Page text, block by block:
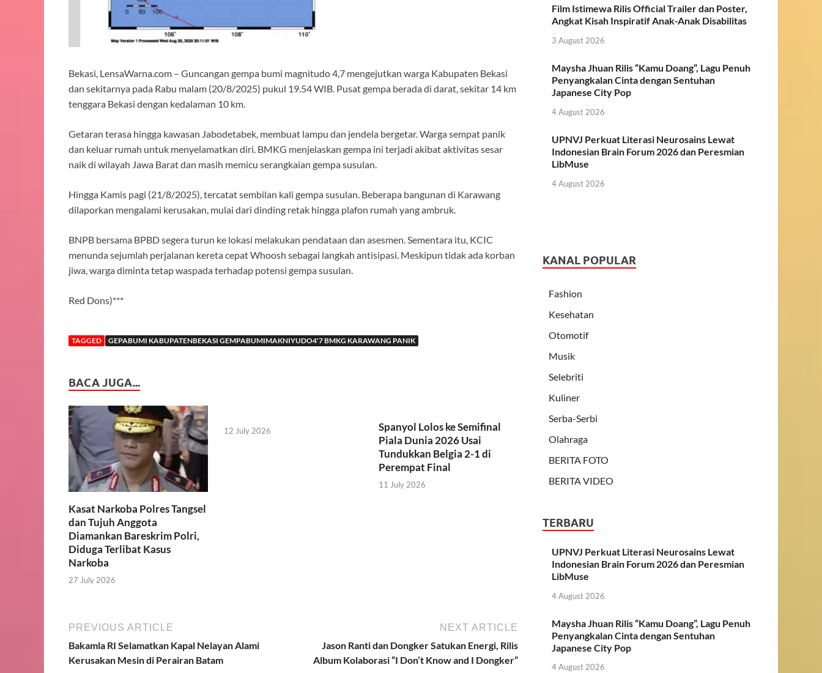
Bekasi, LensaWarna.com – Guncangan gempa bumi magnitudo 4,7 mengejutkan warga Kabupaten Bekasi
dan sekitarnya pada Rabu malam (20/8/2025) pukul 19.54 WIB. Pusat gempa berada di darat, sekitar 14 km
tenggara Bekasi dengan kedalaman 10 km.
Getaran terasa hingga kawasan Jabodetabek, membuat lampu dan jendela bergetar. Warga sempat panik
dan keluar rumah untuk menyelamatkan diri. BMKG menjelaskan gempa ini terjadi akibat aktivitas sesar
naik di wilayah Jawa Barat dan masih memicu serangkaian gempa susulan.
Hingga Kamis pagi (21/8/2025), tercatat sembilan kali gempa susulan. Beberapa bangunan di Karawang
dilaporkan mengalami kerusakan, mulai dari dinding retak hingga plafon rumah yang ambruk.
BNPB bersama BPBD segera turun ke lokasi melakukan pendataan dan asesmen. Sementara itu, KCIC
menunda sejumlah perjalanan kereta cepat Whoosh sebagai langkah antisipasi. Meskipun tidak ada korban
jiwa, warga diminta tetap waspada terhadap potensi gempa susulan.
Red Dons)***
TAGGED GEPABUMI KABUPATENBEKASI GEMPABUMIMAKNIYUDO4'7 BMKG KARAWANG PANIK
BACA JUGA...
Kasat Narkoba Polres Tangsel
dan Tujuh Anggota
Diamankan Bareskrim Polri,
Diduga Terlibat Kasus
Narkoba
27 July 2026
12 July 2026
Spanyol Lolos ke Semifinal
Piala Dunia 2026 Usai
Tundukkan Belgia 2-1 di
Perempat Final
11 July 2026
PREVIOUS ARTICLE
Bakamla RI Selamatkan Kapal Nelayan Alami
Kerusakan Mesin di Perairan Batam
NEXT ARTICLE
Jason Ranti dan Dongker Satukan Energi, Rilis
Album Kolaborasi “I Don’t Know and I Dongker”
Film Istimewa Rilis Official Trailer dan Poster,
Angkat Kisah Inspiratif Anak-Anak Disabilitas
3 August 2026
Maysha Jhuan Rilis “Kamu Doang”, Lagu Penuh
Penyangkalan Cinta dengan Sentuhan
Japanese City Pop
4 August 2026
UPNVJ Perkuat Literasi Neurosains Lewat
Indonesian Brain Forum 2026 dan Peresmian
LibMuse
4 August 2026
KANAL POPULAR
Fashion
Kesehatan
Otomotif
Musik
Selebriti
Kuliner
Serba-Serbi
Olahraga
BERITA FOTO
BERITA VIDEO
TERBARU
UPNVJ Perkuat Literasi Neurosains Lewat
Indonesian Brain Forum 2026 dan Peresmian
LibMuse
4 August 2026
Maysha Jhuan Rilis “Kamu Doang”, Lagu Penuh
Penyangkalan Cinta dengan Sentuhan
Japanese City Pop
4 August 2026